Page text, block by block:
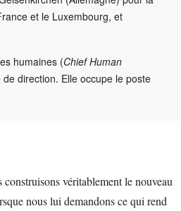
et le Luxembourg, et
humaines (Chief Human
direction. Elle occupe le poste
véritablement le nouveau
nous lui demandons ce qui rend